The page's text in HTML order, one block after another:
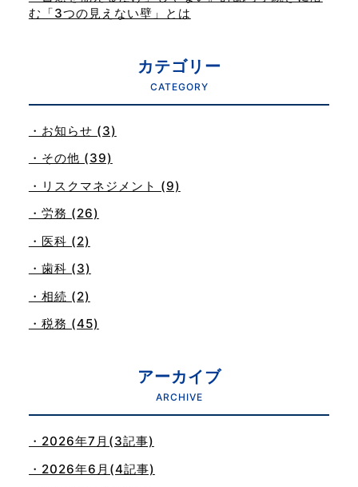
む「3つの見えない壁」とは
カテゴリー
CATEGORY
・お知らせ (3)
・その他 (39)
・リスクマネジメント (9)
・労務 (26)
・医科 (2)
・歯科 (3)
・相続 (2)
・税務 (45)
アーカイブ
ARCHIVE
・2026年7月(3記事)
・2026年6月(4記事)